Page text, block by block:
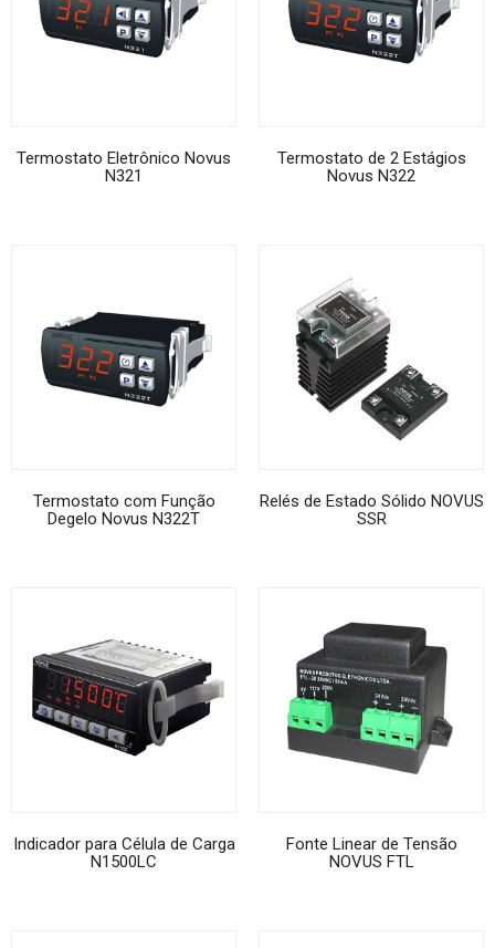
Termostato Eletrônico Novus
N321
Termostato de 2 Estágios
Novus N322
Termostato com Função
Degelo Novus N322T
Relés de Estado Sólido NOVUS
SSR
Indicador para Célula de Carga
N1500LC
Fonte Linear de Tensão
NOVUS FTL